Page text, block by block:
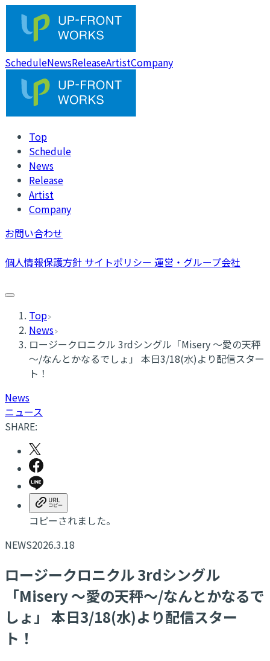
ScheduleNewsReleaseArtistCompany
Top
Schedule
News
Release
Artist
Company
お問い合わせ
個人情報保護方針 サイトポリシー 運営・グループ会社
Top
News
ロージークロニクル 3rdシングル「Misery ～愛の天秤
～/なんとかなるでしょ」 本日3/18(水)より配信スター
ト！
News
ニュース
SHARE:
コピーされました。
NEWS2026.3.18
ロージークロニクル 3rdシングル
「Misery ～愛の天秤～/なんとかなるで
しょ」 本日3/18(水)より配信スター
ト！